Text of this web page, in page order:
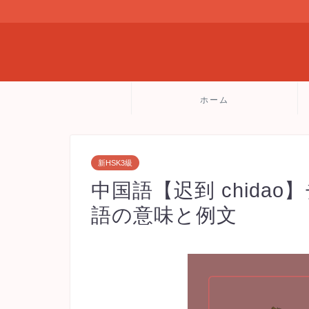
ホーム
新HSK3級
中国語【迟到 chidao
語の意味と例文